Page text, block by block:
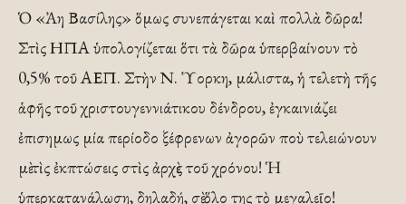
Ὁ «Ἀη Βασίλης» ὅμως συνεπάγεται καὶ πολλὰ δῶρα!
Στὶς ΗΠΑ ὑπολογίζεται ὅτι τὰ δῶρα ὑπερβαίνουν τὸ
0,5% τοῦ ΑΕΠ. Στὴν Ν. Ὑορκη, μάλιστα, ἡ τελετὴ τῆς
ἁφῆς τοῦ χριστουγεννιάτικου δένδρου, ἐγκαινιάζει
ἐπισημως μία περίοδο ξέφρενων ἀγορῶν ποὺ τελειώνουν
μὲ τὶς ἐκπτώσεις στὶς ἀρχὲς τοῦ χρόνου! Ἡ
ὑπερκατανάλωση, δηλαδή, σὲ ὅλο της τὸ μεγαλεῖο!